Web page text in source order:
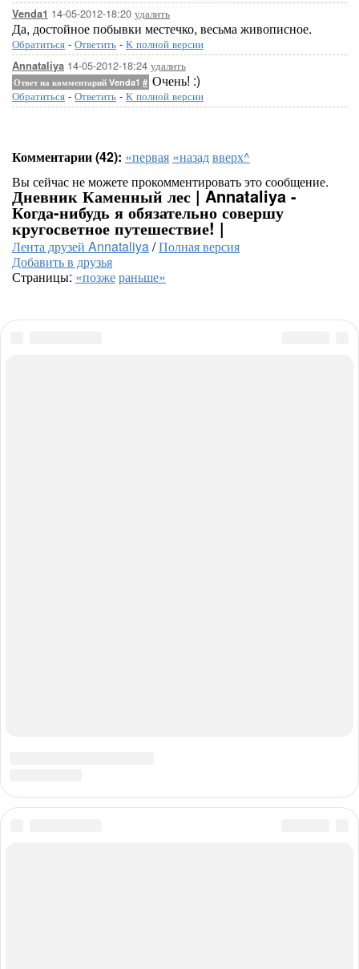
Venda1 14-05-2012-18:20 удалить
Да, достойное побывки местечко, весьма живописное.
Обратиться - Ответить - К полной версии
Annataliya 14-05-2012-18:24 удалить
Ответ на комментарий Venda1 # Очень! :)
Обратиться - Ответить - К полной версии
Комментарии (42): «первая «назадвверх^
Вы сейчас не можете прокомментировать это сообщение.
Дневник Каменный лес | Annataliya -
Когда-нибудь я обязательно совершу
кругосветное путешествие! |
Лента друзей Annataliya/Полная версия
Добавить в друзья
Страницы: «позжераньше»